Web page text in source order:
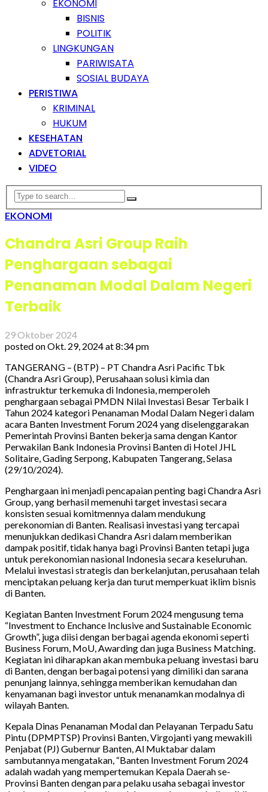
EKONOMI
BISNIS
POLITIK
LINGKUNGAN
PARIWISATA
SOSIAL BUDAYA
PERISTIWA
KRIMINAL
HUKUM
KESEHATAN
ADVETORIAL
VIDEO
EKONOMI
Chandra Asri Group Raih
Penghargaan sebagai
Penanaman Modal Dalam Negeri
Terbaik
29 Oktober 2024
posted onOkt. 29, 2024 at 8:34 pm
TANGERANG – (BTP) – PT Chandra Asri Pacific Tbk
(Chandra Asri Group), Perusahaan solusi kimia dan
infrastruktur terkemuka di Indonesia, memperoleh
penghargaan sebagai PMDN Nilai Investasi Besar Terbaik I
Tahun 2024 kategori Penanaman Modal Dalam Negeri dalam
acara Banten Investment Forum 2024 yang diselenggarakan
Pemerintah Provinsi Banten bekerja sama dengan Kantor
Perwakilan Bank Indonesia Provinsi Banten di Hotel JHL
Solitaire, Gading Serpong, Kabupaten Tangerang, Selasa
(29/10/2024).
Penghargaan ini menjadi pencapaian penting bagi Chandra Asri
Group, yang berhasil memenuhi target investasi secara
konsisten sesuai komitmennya dalam mendukung
perekonomian di Banten. Realisasi investasi yang tercapai
menunjukkan dedikasi Chandra Asri dalam memberikan
dampak positif, tidak hanya bagi Provinsi Banten tetapi juga
untuk perekonomian nasional Indonesia secara keseluruhan.
Melalui investasi strategis dan berkelanjutan, perusahaan telah
menciptakan peluang kerja dan turut memperkuat iklim bisnis
di Banten.
Kegiatan Banten Investment Forum 2024 mengusung tema
“Investment to Enchance Inclusive and Sustainable Economic
Growth”, juga diisi dengan berbagai agenda ekonomi seperti
Business Forum, MoU, Awarding dan juga Business Matching.
Kegiatan ini diharapkan akan membuka peluang investasi baru
di Banten, dengan berbagai potensi yang dimiliki dan sarana
penunjang lainnya, sehingga memberikan kemudahan dan
kenyamanan bagi investor untuk menanamkan modalnya di
wilayah Banten.
Kepala Dinas Penanaman Modal dan Pelayanan Terpadu Satu
Pintu (DPMPTSP) Provinsi Banten, Virgojanti yang mewakili
Penjabat (PJ) Gubernur Banten, Al Muktabar dalam
sambutannya mengatakan, “Banten Investment Forum 2024
adalah wadah yang mempertemukan Kepala Daerah se-
Provinsi Banten dengan para pelaku usaha sebagai investor